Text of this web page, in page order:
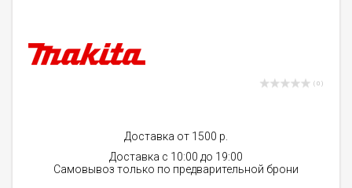
( 0 )
Доставка от 1500 р.
Доставка с 10:00 до 19:00
Самовывоз только по предварительной брони